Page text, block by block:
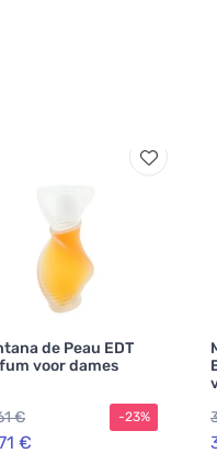
de Peau EDT
voor dames
€
€
-23%